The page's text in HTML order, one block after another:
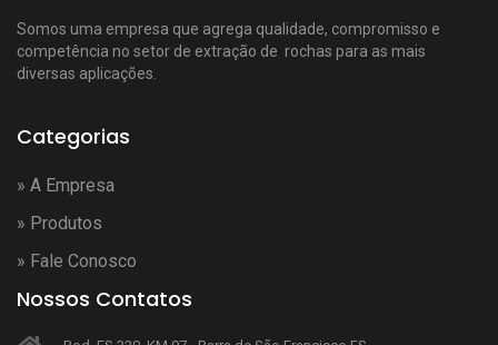
Somos uma empresa que agrega qualidade, compromisso e
competência no setor de extração de rochas para as mais
diversas aplicações.
Categorias
» A Empresa
» Produtos
» Fale Conosco
Nossos Contatos